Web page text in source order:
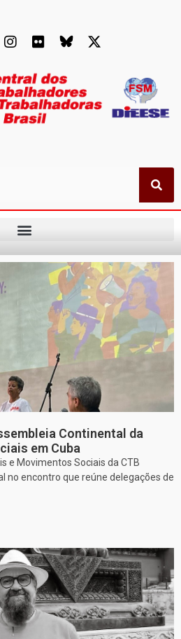
Continental da
em Cuba
e Movimentos Sociais da CTB
no encontro que reúne delegações de